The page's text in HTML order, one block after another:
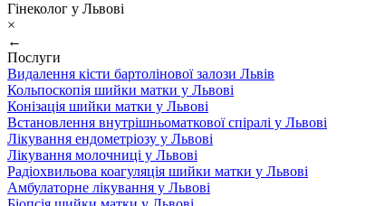
Гінеколог у Львові
×
←
Послуги
Видалення кісти бартолінової залози Львів
Кольпоскопія шийки матки у Львові
Конізація шийки матки у Львові
Встановлення внутрішньоматкової спіралі у Львові
Лікування ендометріозу у Львові
Лікування молочниці у Львові
Радіохвильова коагуляція шийки матки у Львові
Амбулаторне лікування у Львові